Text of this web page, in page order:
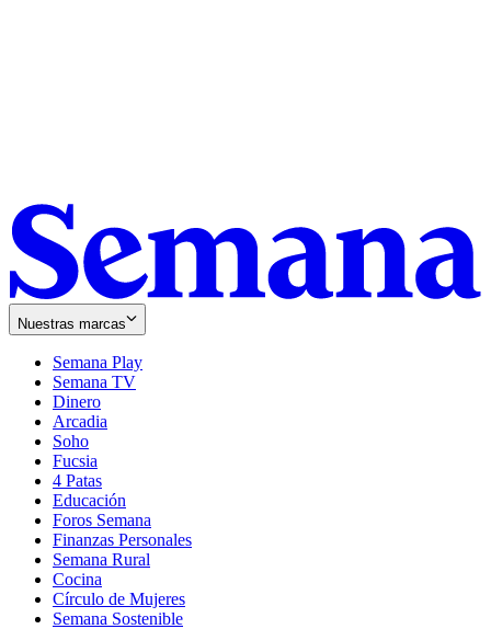
Nuestras marcas
Semana Play
Semana TV
Dinero
Arcadia
Soho
in
new
window
Fucsia
in
new
window
4 Patas
Educación
Foros Semana
Finanzas Personales
Semana Rural
Cocina
Círculo de Mujeres
Semana Sostenible